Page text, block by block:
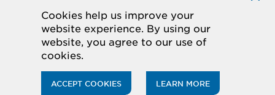
Cookies help us improve your
website experience. By using our
website, you agree to our use of
cookies.
ACCEPT COOKIES LEARN MORE
IN
© 2026 Hussmann Corporation. All rights reserved.
Privacy Policy